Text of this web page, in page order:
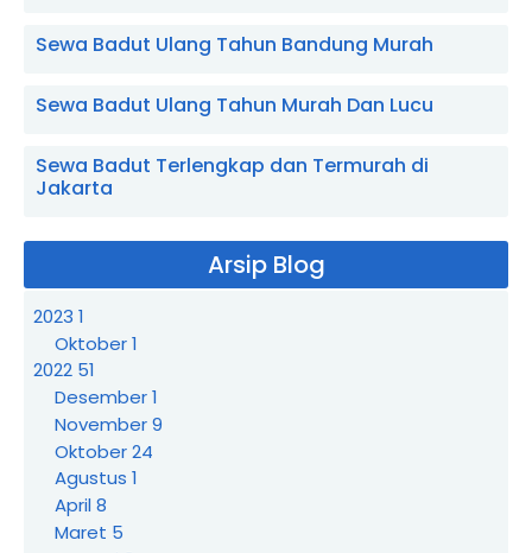
Sewa Badut Ulang Tahun Bandung Murah
Sewa Badut Ulang Tahun Murah Dan Lucu
Sewa Badut Terlengkap dan Termurah di
Jakarta
Arsip Blog
2023 1
Oktober1
2022 51
Desember1
November9
Oktober24
Agustus 1
April8
Maret 5